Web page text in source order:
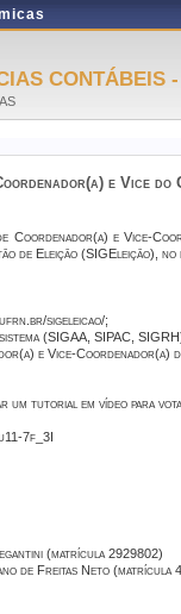
CONTÁBEIS
e Vice do
Coordenador(a) e Vice-
de Eleição (SIGEleição), no
sigeleicao/;
(SIGAA, SIPAC,
e Vice-Coordenador(a)
um tutorial em vídeo para
7f_3I
(matrícula 2929802)
de Freitas Neto (matrícula